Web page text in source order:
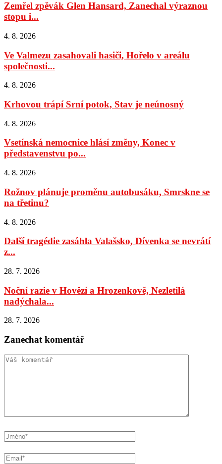
Zemřel zpěvák Glen Hansard, Zanechal výraznou
stopu i...
4. 8. 2026
Ve Valmezu zasahovali hasiči, Hořelo v areálu
společnosti...
4. 8. 2026
Krhovou trápí Srní potok, Stav je neúnosný
4. 8. 2026
Vsetínská nemocnice hlásí změny, Konec v
představenstvu po...
4. 8. 2026
Rožnov plánuje proměnu autobusáku, Smrskne se
na třetinu?
4. 8. 2026
Další tragédie zasáhla Valašsko, Dívenka se nevrátí
z...
28. 7. 2026
Noční razie v Hovězí a Hrozenkově, Nezletilá
nadýchala...
28. 7. 2026
Zanechat komentář